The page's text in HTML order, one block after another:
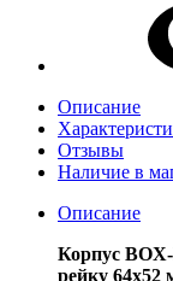
Описание
Отзывы
Наличие в
Описание
Корпус
рейку 64х52